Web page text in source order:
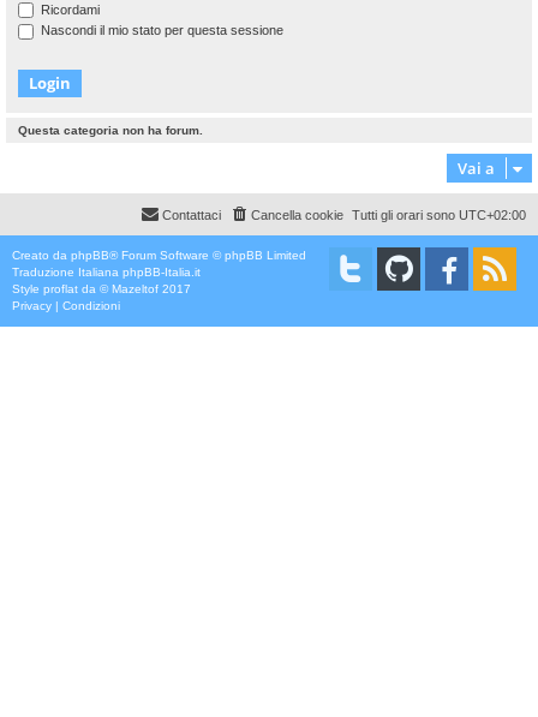
Ricordami
Nascondi il mio stato per questa sessione
Questa categoria non ha forum.
Vai a
Tutti gli orari sono UTC+02:00
Cancella cookie
Contattaci
Creato da phpBB® Forum Software © phpBB Limited
Traduzione Italiana phpBB-Italia.it
Style proflat da ©Mazeltof 2017
Privacy | Condizioni